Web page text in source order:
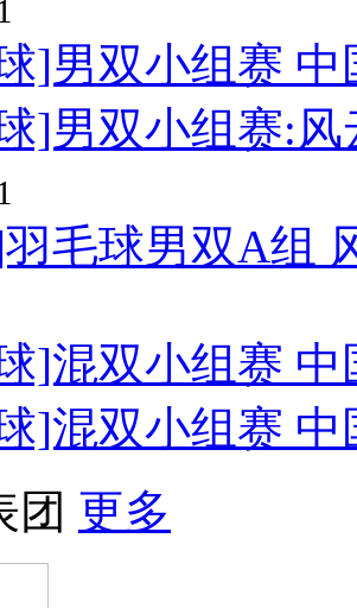
]男双小组赛
]男双小组赛:
毛球男双A组
]混双小组赛
]混双小组赛
团 更多